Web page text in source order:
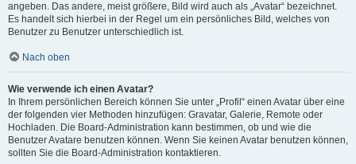
angeben. Das andere, meist größere, Bild wird auch als „Avatar“ bezeichnet.
Es handelt sich hierbei in der Regel um ein persönliches Bild, welches von
Benutzer zu Benutzer unterschiedlich ist.
Nach oben
Wie verwende ich einen Avatar?
In Ihrem persönlichen Bereich können Sie unter „Profil“ einen Avatar über eine
der folgenden vier Methoden hinzufügen: Gravatar, Galerie, Remote oder
Hochladen. Die Board-Administration kann bestimmen, ob und wie die
Benutzer Avatare benutzen können. Wenn Sie keinen Avatar benutzen können,
sollten Sie die Board-Administration kontaktieren.